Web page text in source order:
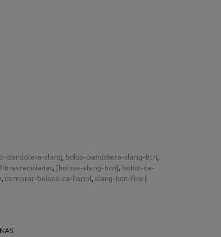
bandolera-slang bolso-bandolera-slang-bcn
[bolsos-slang-bcn]
bolso-de-
comprar-bolsos-ca-l'oriol slang-bcn-fire |